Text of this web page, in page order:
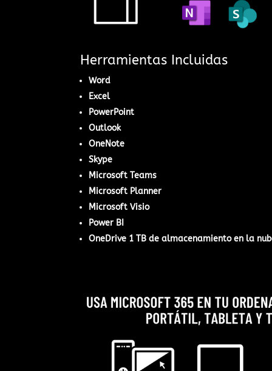
Herramientas Incluidas
Word
Excel
PowerPoint
Outlook
OneNote
Skype
Microsoft Teams
Microsoft Planner
Microsoft Visio
Power BI
OneDrive 1 TB de almacenamiento en la